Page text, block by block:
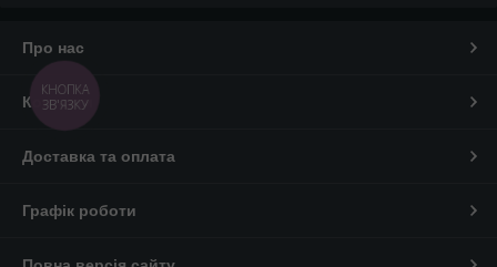
Про нас
Контакти
Доставка та оплата
Графік роботи
КНОПКА
ЗВ'ЯЗКУ